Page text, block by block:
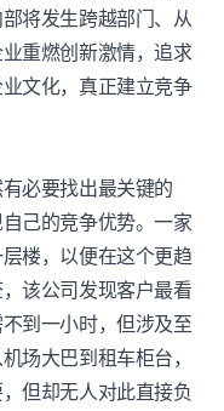
将发生跨越部门、从
重燃创新激情，追求
文化，真正建立竞争
必要找出最关键的
己的竞争优势。一家
楼，以便在这个更趋
该公司发现客户最看
到一小时，但涉及至
场大巴到租车柜台，
但却无人对此直接负